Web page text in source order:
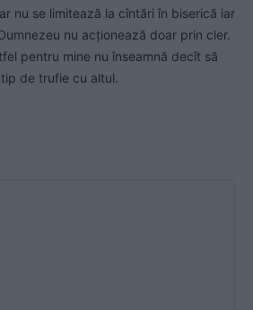
nu se limitează la cîntări în biserică iar
nu acționează doar prin cler.
pentru mine nu înseamnă decît să
de trufie cu altul.